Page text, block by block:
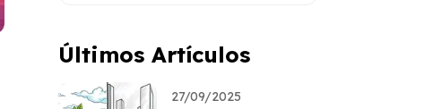
Últimos Artículos
27/09/2025